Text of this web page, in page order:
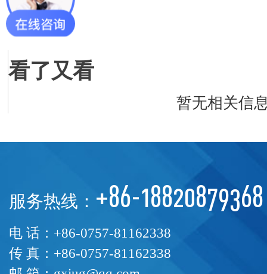
看了又看
暂无相关信
服务热线： +86-18820879368
电 话：+86-0757-81162338
传 真：+86-0757-81162338